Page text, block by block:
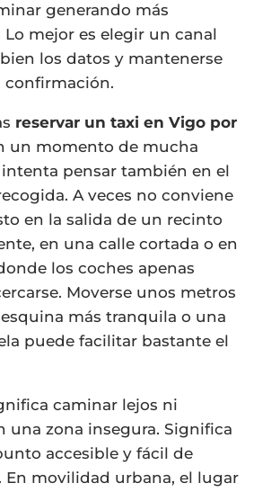
generando más
mejor es elegir un canal
los datos y mantenerse
confirmación.
reservar un taxi en Vigo por
un momento de mucha
pensar también en el
A veces no conviene
en la salida de un recinto
en una calle cortada o en
los coches apenas
Moverse unos metros
más tranquila o una
puede facilitar bastante el
caminar lejos ni
una zona insegura. Significa
accesible y fácil de
En movilidad urbana, el lugar